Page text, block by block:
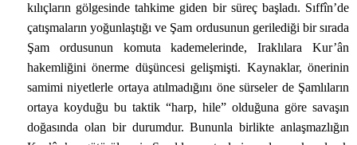
kılıçların gölgesinde tahkime giden bir süreç başladı. Sıffîn’de
çatışmaların yoğunlaştığı ve Şam ordusunun gerilediği bir sırada
Şam ordusunun komuta kademelerinde, Iraklılara Kur’ân
hakemliğini önerme düşüncesi gelişmişti. Kaynaklar, önerinin
samimi niyetlerle ortaya atılmadığını öne sürseler de Şamlıların
ortaya koyduğu bu taktik “harp, hile” olduğuna göre savaşın
doğasında olan bir durumdur. Bununla birlikte anlaşmazlığın